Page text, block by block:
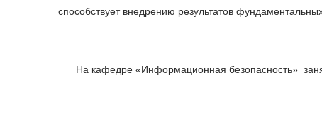
способствует внедрению результатов
На кафедре «Информационная безопасность»